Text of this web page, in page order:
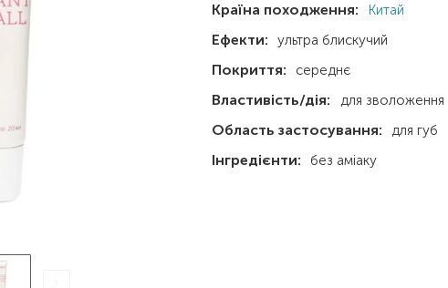
Країна походження: Китай
Ефекти: ультра блискучий
Покриття: середнє
Властивість/дія: для зволоження
Область застосування: для губ
Інгредієнти: без аміаку